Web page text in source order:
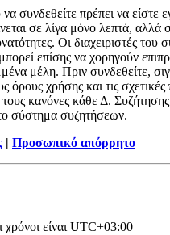
συνδεθείτε πρέπει να είστε
σε λίγα μόνο λεπτά, αλλά
Οι διαχειριστές του
επίσης να χορηγούν
μέλη. Πριν συνδεθείτε,
όρους χρήσης και τις
τους κανόνες κάθε Δ.
σύστημα συζητήσεων.
| Προσωπικό απόρρητο
είναι UTC+03:00